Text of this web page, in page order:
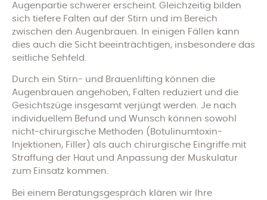
Augenpartie schwerer erscheint. Gleichzeitig bilden
sich tiefere Falten auf der Stirn und im Bereich
zwischen den Augenbrauen. In einigen Fällen kann
dies auch die Sicht beeinträchtigen, insbesondere das
seitliche Sehfeld.
Durch ein Stirn- und Brauenlifting können die
Augenbrauen angehoben, Falten reduziert und die
Gesichtszüge insgesamt verjüngt werden. Je nach
individuellem Befund und Wunsch können sowohl
nicht-chirurgische Methoden (Botulinumtoxin-
Injektionen, Filler) als auch chirurgische Eingriffe mit
Straffung der Haut und Anpassung der Muskulatur
zum Einsatz kommen.
Bei einem Beratungsgespräch klären wir Ihre